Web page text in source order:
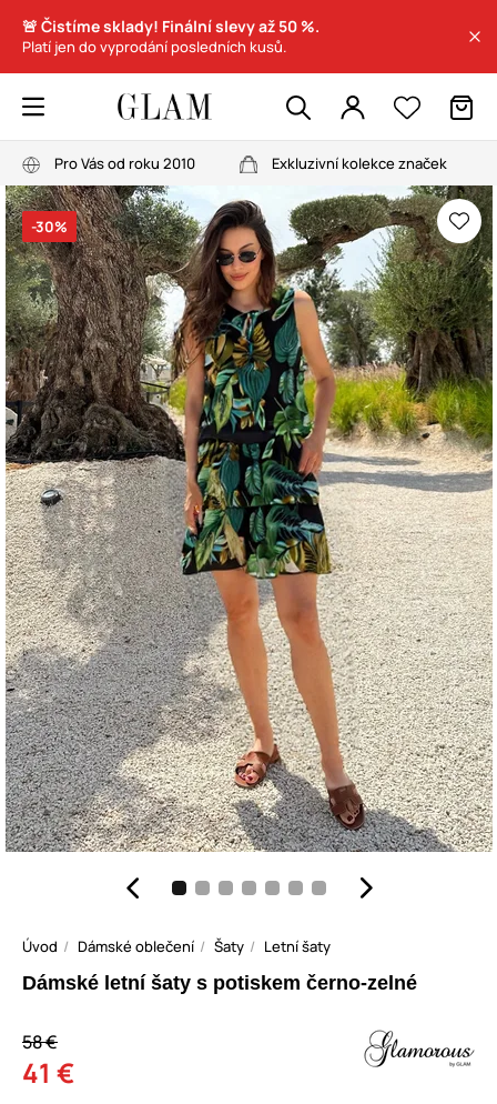
🚨 Čistíme sklady! Finální slevy až 50 %.
Platí jen do vyprodání posledních kusů.
Pro Vás od roku 2010 Exkluzivní kolekce značek
-30%
Úvod Dámské oblečení Šaty Letní šaty
Dámské letní šaty s potiskem černo-zelné
58 €
41 €